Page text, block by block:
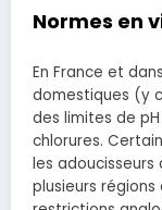
Normes en
En France et
domestiques (y
des limites de
chlorures.
les adoucisseurs
plusieurs